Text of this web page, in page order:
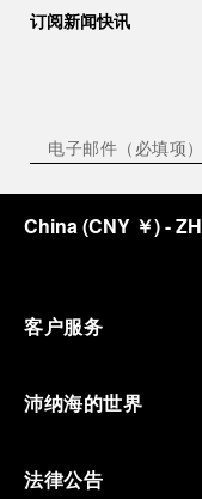
订阅新闻快讯
China(CNY ￥)- ZH
客户服务
沛纳海的世界
法律公告